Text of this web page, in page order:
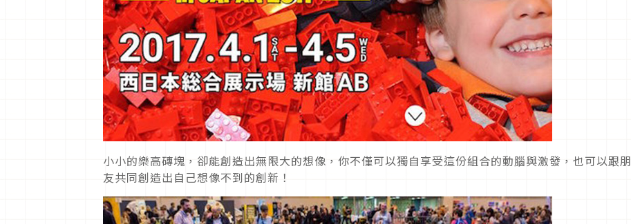
小小的樂高磚塊，卻能創造出無限大的想像，你不僅可以獨自享受這份組合的動腦與激發，也可以跟朋
友共同創造出自己想像不到的創新！